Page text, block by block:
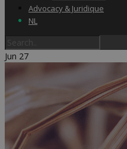
Home
Advocacy & Juridique
NL
Jun 27